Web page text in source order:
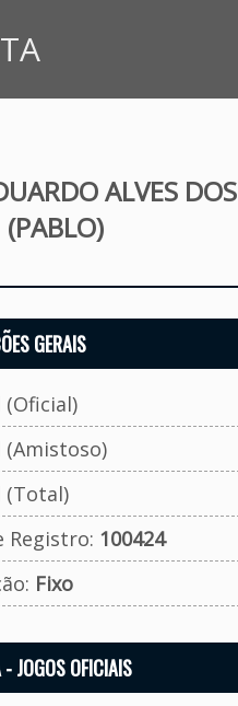
ALVES DOS
(PABLO)
GERAIS
Registro: 100424
Fixo
- JOGOS OFICIAIS